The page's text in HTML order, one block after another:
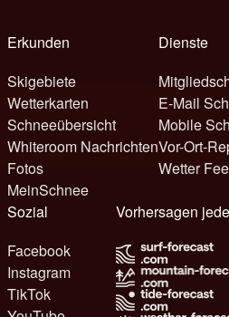
Erkunden
Skigebiete
Wetterkarten
Schneeübersicht
Whiteroom Nachrichten
Fotos
MeinSchnee
Dienste
E-Mail
Mobile
Vor-Ort-
Wetter
Sozial
Facebook
Instagram
TikTok
Vorhersagen